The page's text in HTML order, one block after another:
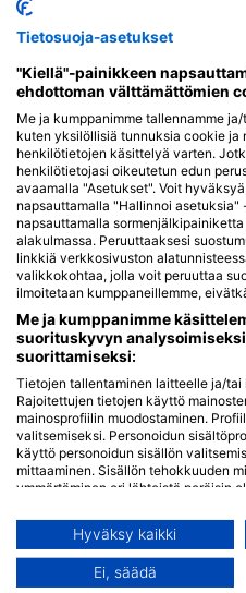
Tietosuoja-asetukset
"Kiellä"-painikkeen
ehdottoman välttämättömien
Me ja kumppanimme tallennamme
kuten yksilöllisiä tunnuksia cookie ja
henkilötietojen käsittelyä varten.
henkilötietojasi oikeutetun edun
avaamalla "Asetukset". Voit
napsauttamalla "Hallinnoi
napsauttamalla
alakulmassa. Peruuttaaksesi
linkkiä verkkosivuston
valikkokohtaa, jolla voit peruuttaa
ilmoitetaan kumppaneillemme,
Me ja kumppanimme
suorituskyvyn
suorittamiseksi:
Tietojen tallentaminen laitteelle ja/
Rajoitettujen tietojen käyttö
mainosprofiilin muodostaminen.
valitsemiseksi. Personoidun
käyttö personoidun sisällön
mittaaminen. Sisällön tehokkuuden
ymmärtäminen eri lähteistä peräisin
Rajoitettujen tietojen käyttö sisällön
Lisätietoja Googlen tavasta käyttää
https://business.safety.google/privacy/
Tietoja voidaan jakaa Euroopan
Hyväksy kaikki
Ei, säädä